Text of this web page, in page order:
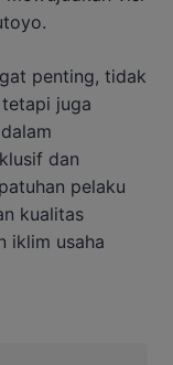
penting, tidak
juga
dan
pelaku
kualitas
iklim usaha